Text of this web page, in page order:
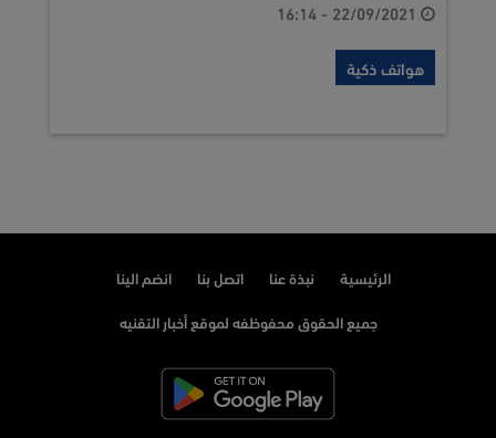
هواتف ذكية
الرئيسية نبذة عنا اتصل بنا
انضم الينا
جميع الحقوق محفوظفه لموقع أخبار التقنيه